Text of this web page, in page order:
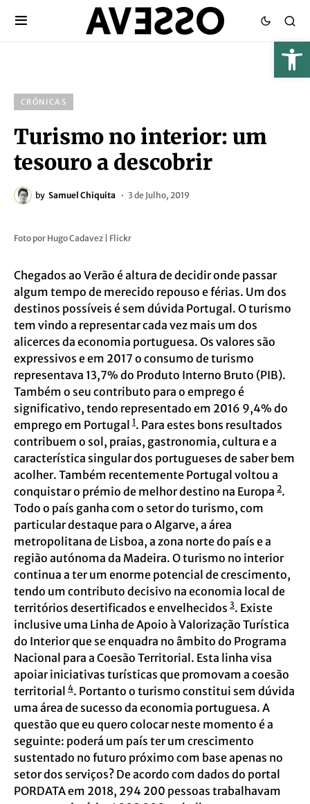
CRÓNICAS
Turismo no interior: um
tesouro a descobrir
by Samuel Chiquita 3 de Julho, 2019
Foto por Hugo Cadavez | Flickr
Chegados ao Verão é altura de decidir onde passar
algum tempo de merecido repouso e férias. Um dos
destinos possíveis é sem dúvida Portugal. O turismo
tem vindo a representar cada vez mais um dos
alicerces da economia portuguesa. Os valores são
expressivos e em 2017 o consumo de turismo
representava 13,7% do Produto Interno Bruto (PIB).
Também o seu contributo para o emprego é
significativo, tendo representado em 2016 9,4% do
emprego em Portugal 1. Para estes bons resultados
contribuem o sol, praias, gastronomia, cultura e a
característica singular dos portugueses de saber bem
acolher. Também recentemente Portugal voltou a
conquistar o prémio de melhor destino na Europa 2.
Todo o país ganha com o setor do turismo, com
particular destaque para o Algarve, a área
metropolitana de Lisboa, a zona norte do país e a
região autónoma da Madeira. O turismo no interior
continua a ter um enorme potencial de crescimento,
tendo um contributo decisivo na economia local de
territórios desertificados e envelhecidos 3. Existe
inclusive uma Linha de Apoio à Valorização Turística
do Interior que se enquadra no âmbito do Programa
Nacional para a Coesão Territorial. Esta linha visa
apoiar iniciativas turísticas que promovam a coesão
territorial 4. Portanto o turismo constitui sem dúvida
uma área de sucesso da economia portuguesa. A
questão que eu quero colocar neste momento é a
seguinte: poderá um país ter um crescimento
sustentado no futuro próximo com base apenas no
setor dos serviços? De acordo com dados do portal
PORDATA em 2018, 294 200 pessoas trabalhavam